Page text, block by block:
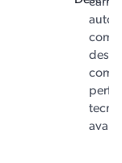
com
com